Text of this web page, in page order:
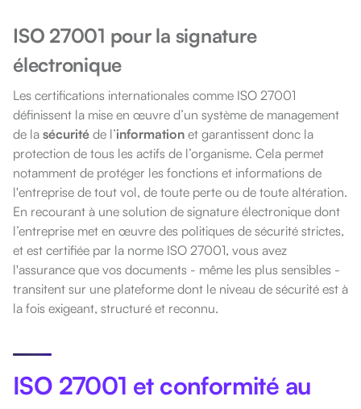
ISO 27001 pour la signature
électronique
Les certifications internationales comme ISO 27001
définissent la mise en œuvre d’un système de management
de la sécurité de l’information et garantissent donc la
protection de tous les actifs de l’organisme. Cela permet
notamment de protéger les fonctions et informations de
l'entreprise de tout vol, de toute perte ou de toute altération.
En recourant à une solution de signature électronique dont
l’entreprise met en œuvre des politiques de sécurité strictes,
et est certifiée par la norme ISO 27001, vous avez
l'assurance que vos documents - même les plus sensibles -
transitent sur une plateforme dont le niveau de sécurité est à
la fois exigeant, structuré et reconnu.
ISO 27001 et conformité au